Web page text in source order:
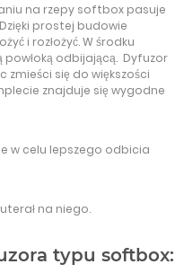
na rzepy softbox pasuje
prostej budowie
i rozłożyć. W środku
odbijającą. Dyfuzor
zmieści się do większości
znajduje się wygodne
w celu lepszego odbicia
na niego.
typu softbox: